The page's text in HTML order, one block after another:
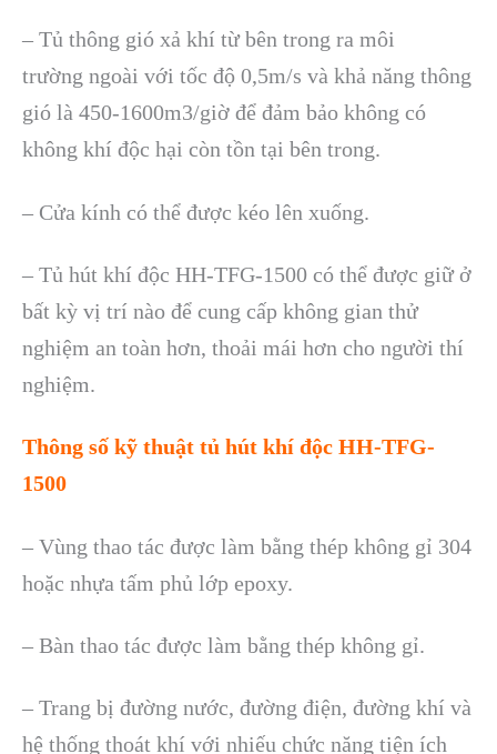
– Tủ thông gió xả khí từ bên trong ra môi
trường ngoài với tốc độ 0,5m/s và khả năng thông
gió là 450-1600m3/giờ để đảm bảo không có
không khí độc hại còn tồn tại bên trong.
– Cửa kính có thể được kéo lên xuống.
– Tủ hút khí độc HH-TFG-1500 có thể được giữ ở
bất kỳ vị trí nào để cung cấp không gian thử
nghiệm an toàn hơn, thoải mái hơn cho người thí
nghiệm.
Thông số kỹ thuật tủ hút khí độc HH-TFG-
1500
– Vùng thao tác được làm bằng thép không gỉ 304
hoặc nhựa tấm phủ lớp epoxy.
– Bàn thao tác được làm bằng thép không gỉ.
– Trang bị đường nước, đường điện, đường khí và
hệ thống thoát khí với nhiếu chức năng tiện ích